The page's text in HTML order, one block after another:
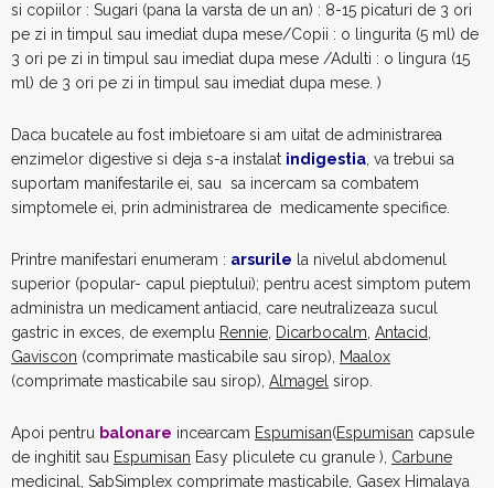
si copiilor : Sugari (pana la varsta de un an) : 8-15 picaturi de 3 ori
pe zi in timpul sau imediat dupa mese/Copii : o lingurita (5 ml) de
3 ori pe zi in timpul sau imediat dupa mese /Adulti : o lingura (15
ml) de 3 ori pe zi in timpul sau imediat dupa mese. )
Daca bucatele au fost imbietoare si am uitat de administrarea
enzimelor digestive si deja s-a instalat indigestia , va trebui sa
suportam manifestarile ei, sau sa incercam sa combatem
simptomele ei, prin administrarea de medicamente specifice.
Printre manifestari enumeram : arsurile la nivelul abdomenul
superior (popular- capul pieptului); pentru acest simptom putem
administra un medicament antiacid, care neutralizeaza sucul
gastric in exces, de exemplu Rennie Dicarbocalm Antacid
Gaviscon (comprimate masticabile sau sirop),
Maalox
(comprimate masticabile sau sirop), Almagel sirop.
Apoi pentru balonare incearcam Espumisan(Espumisan capsule
de inghitit sau Espumisan Easy pliculete cu granule ), Carbune
medicinal
SabSimplex comprimate masticabile, Gasex Himalaya